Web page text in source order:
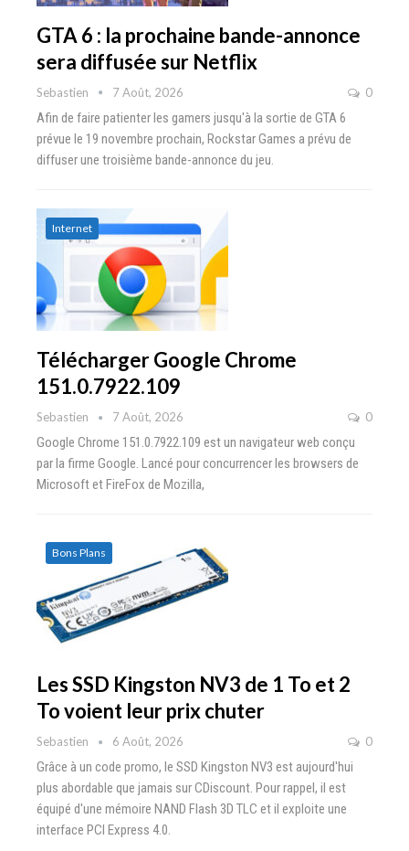
GTA 6 : la prochaine bande-annonce
sera diffusée sur Netflix
Sebastien 7 Août, 2026 0
Afin de faire patienter les gamers jusqu'à la sortie de GTA 6
prévue le 19 novembre prochain, Rockstar Games a prévu de
diffuser une troisième bande-annonce du jeu.
Internet
Télécharger Google Chrome
151.0.7922.109
Sebastien 7 Août, 2026 0
Google Chrome 151.0.7922.109 est un navigateur web conçu
par la firme Google. Lancé pour concurrencer les browsers de
Microsoft et FireFox de Mozilla,
Bons Plans
Les SSD Kingston NV3 de 1 To et 2
To voient leur prix chuter
Sebastien 6 Août, 2026 0
Grâce à un code promo, le SSD Kingston NV3 est aujourd'hui
plus abordable que jamais sur CDiscount. Pour rappel, il est
équipé d'une mémoire NAND Flash 3D TLC et il exploite une
interface PCI Express 4.0.